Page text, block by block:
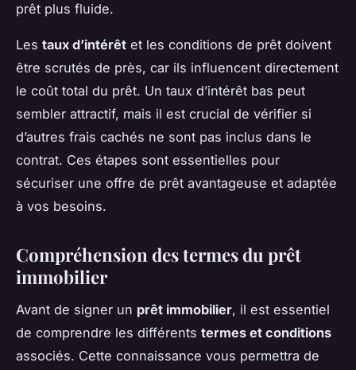
prêt plus fluide.
Les taux d’intérêt et les conditions de prêt doivent
être scrutés de près, car ils influencent directement
le coût total du prêt. Un taux d’intérêt bas peut
sembler attractif, mais il est crucial de vérifier si
d’autres frais cachés ne sont pas inclus dans le
contrat. Ces étapes sont essentielles pour
sécuriser une offre de prêt avantageuse et adaptée
à vos besoins.
Compréhension des termes du prêt
immobilier
Avant de signer un prêt immobilier, il est essentiel
de comprendre les différents termes et conditions
associés. Cette connaissance vous permettra de